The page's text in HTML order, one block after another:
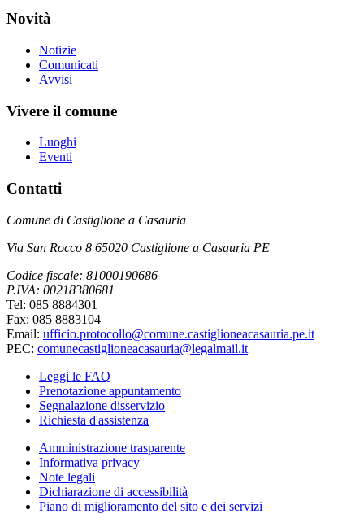
Novità
Notizie
Comunicati
Avvisi
Vivere il comune
Luoghi
Eventi
Contatti
Comune di Castiglione a Casauria
Via San Rocco 8 65020 Castiglione a Casauria PE
Codice fiscale: 81000190686
P.IVA: 00218380681
Tel: 085 8884301
Fax: 085 8883104
Email: ufficio.protocollo@comune.castiglioneacasauria.pe.it
PEC: comunecastiglioneacasauria@legalmail.it
Leggi le FAQ
Prenotazione appuntamento
Segnalazione disservizio
Richiesta d'assistenza
Amministrazione trasparente
Informativa privacy
Note legali
Dichiarazione di accessibilità
Piano di miglioramento del sito e dei servizi